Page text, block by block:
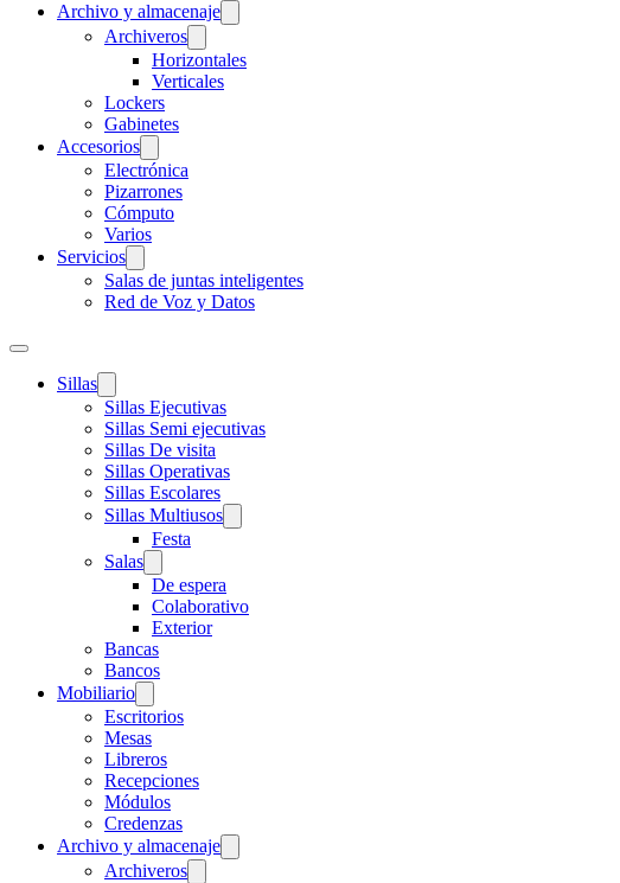
Archivo y almacenaje
Archiveros
Horizontales
Verticales
Lockers
Gabinetes
Accesorios
Electrónica
Pizarrones
Cómputo
Varios
Servicios
Salas de juntas inteligentes
Red de Voz y Datos
Sillas
Sillas Ejecutivas
Sillas Semi ejecutivas
Sillas De visita
Sillas Operativas
Sillas Escolares
Sillas Multiusos
Festa
Salas
De espera
Colaborativo
Exterior
Bancas
Bancos
Mobiliario
Escritorios
Mesas
Libreros
Recepciones
Módulos
Credenzas
Archivo y almacenaje
Archiveros